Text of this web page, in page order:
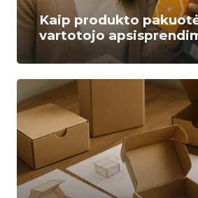
Kaip produkto
vartotojo